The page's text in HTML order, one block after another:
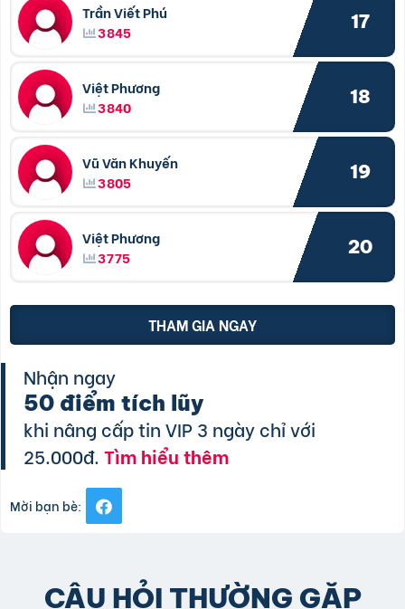
Trần Viết Phú
3845
17
Việt Phương
3840
18
Vũ Văn Khuyến
3805
19
Việt Phương
3775
20
THAM GIA NGAY
Nhận ngay
50 điểm tích lũy
khi nâng cấp tin VIP 3 ngày chỉ với
25.000đ.Tìm hiểu thêm
Mời bạn bè:
CÂU HỎI THƯỜNG GẶP